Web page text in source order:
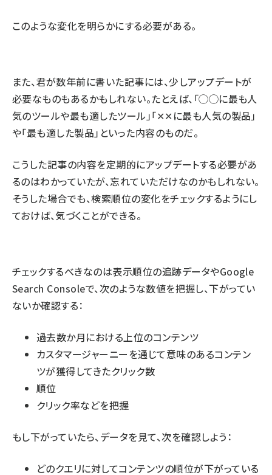
このような変化を明らかにする必要がある。
また、君が数年前に書いた記事には、少しアップデートが
必要なものもあるかもしれない。たとえば、「◯◯に最も人
気のツールや最も適したツール」「✕✕に最も人気の製品」
や「最も適した製品」といった内容のものだ。
こうした記事の内容を定期的にアップデートする必要があ
るのはわかっていたが、忘れていただけなのかもしれない。
そうした場合でも、検索順位の変化をチェックするようにし
ておけば、気づくことができる。
チェックするべきなのは表示順位の追跡データやGoogle
Search Consoleで、次のような数値を把握し、下がってい
ないか確認する：
過去数か月における上位のコンテンツ
カスタマージャーニーを通じて意味のあるコンテン
ツが獲得してきたクリック数
順位
クリック率などを把握
もし下がっていたら、データを見て、次を確認しよう：
どのクエリに対してコンテンツの順位が下がっている